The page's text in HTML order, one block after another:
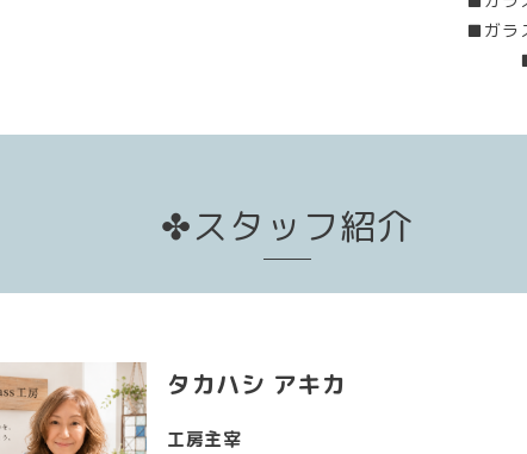
■ガラ
✤スタッフ紹介
タカハシ アキカ
工房主宰